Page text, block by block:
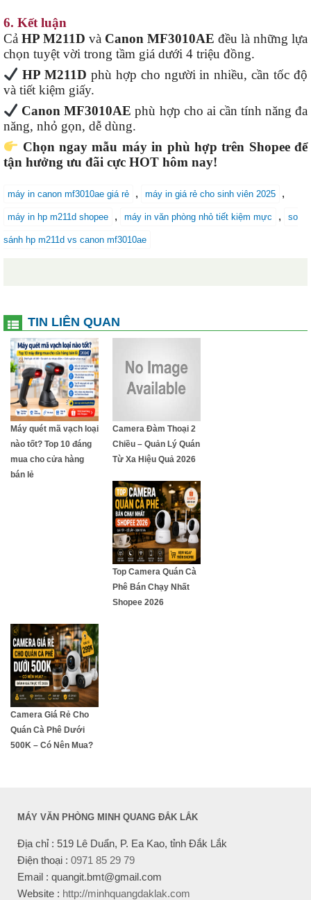
6. Kết luận
Cả HP M211D và Canon MF3010AE đều là những lựa
chọn tuyệt vời trong tầm giá dưới 4 triệu đồng.
HP M211D phù hợp cho người in nhiều, cần tốc độ
và tiết kiệm giấy.
Canon MF3010AE phù hợp cho ai cần tính năng đa
năng, nhỏ gọn, dễ dùng.
Chọn ngay mẫu máy in phù hợp trên Shopee để
tận hưởng ưu đãi cực HOT hôm nay!
máy in canon mf3010ae giá rẻ , máy in giá rẻ cho sinh viên 2025 ,
máy in hp m211d shopee , máy in văn phòng nhỏ tiết kiệm mực , so
sánh hp m211d vs canon mf3010ae
TIN LIÊN QUAN
Máy quét mã vạch loại
nào tốt? Top 10 đáng
mua cho cửa hàng
bán lẻ
Camera Đàm Thoại 2
Chiều – Quản Lý Quán
Từ Xa Hiệu Quả 2026
Top Camera Quán Cà
Phê Bán Chạy Nhất
Shopee 2026
Camera Giá Rẻ Cho
Quán Cà Phê Dưới
500K – Có Nên Mua?
MÁY VĂN PHÒNG MINH QUANG ĐẮK LẮK
Địa chỉ : 519 Lê Duẩn, P. Ea Kao, tỉnh Đắk Lắk
Điện thoại : 0971 85 29 79
Email : quangit.bmt@gmail.com
Website : http://minhquangdaklak.com